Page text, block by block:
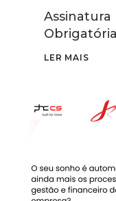
Assinatura
Obrigatória
LER MAIS